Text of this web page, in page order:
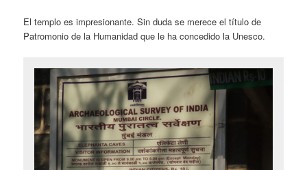
El templo es impresionante. Sin duda se merece el título de
Patromonio de la Humanidad que le ha concedido la Unesco.